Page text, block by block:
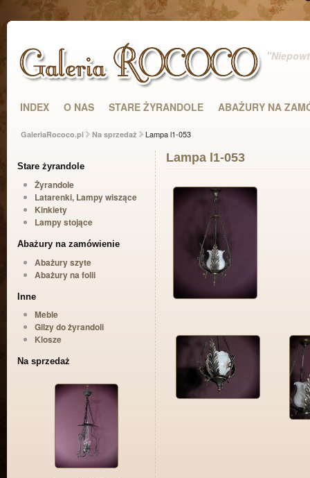
INDEX O NAS STARE ŻYRANDOLE ABAŻURY NA
GaleriaRococo.pl Na sprzedaż Lampa l1-053
Stare żyrandole
Żyrandole
Latarenki, Lampy wiszące
Kinkiety
Lampy stojące
Abażury na zamówienie
Abażury szyte
Abażury na folii
Inne
Meble
Gilzy do żyrandoli
Klosze
Na sprzedaż
Lampa l1-053